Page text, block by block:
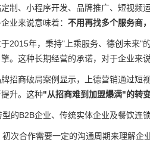
制、小程序开发、品牌推广、短视频
业来说意味着： 不用再找多个服务商
于2015年，秉持"上乘服务、德创未来"
。这种长期经营的承诺，对于企业来
招商破局案例显示，上德营销通过短
升。这种"从招商难到加盟爆满"的转
的B2B企业、传统实体企业及餐饮
次合作需要一定的沟通周期来理解